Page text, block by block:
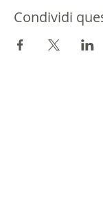
Condividi